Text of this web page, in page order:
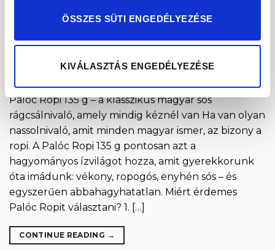
ÖSSZES SÜTI ENGEDÉLYEZÉSE
KIVÁLASZTÁS ENGEDÉLYEZÉSE
Palóc Ropi 135 g – a klasszikus magyar sós
rágcsálnivaló, amely mindig kéznél van Ha van olyan
nassolnivaló, amit minden magyar ismer, az bizony a
ropi. A Palóc Ropi 135 g pontosan azt a
hagyományos ízvilágot hozza, amit gyerekkorunk
óta imádunk: vékony, ropogós, enyhén sós – és
egyszerűen abbahagyhatatlan. Miért érdemes
Palóc Ropit választani? 1. […]
CONTINUE READING →